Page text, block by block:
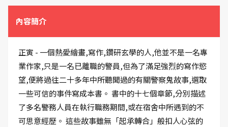
內容簡介
正寅 - 一個熱愛繪畫,寫作,鑽研玄學的人,他並不是一名專
業作家,只是一名已離職的警員,但為了滿足強烈的寫作慾
望,便將過往二十多年中所聽聞過的有關警察鬼故事,選取
一些可信的事件寫成本書。 書中的十七個章節,分別描述
了多名警務人員在執行職務期間,或在宿舍中所遇到的不
可思意經歷。 這些故事雖無「起承轉合」般扣人心弦的